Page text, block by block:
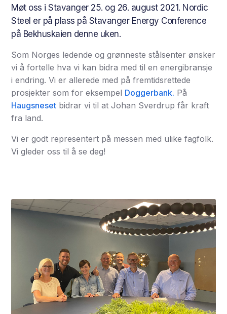
Møt oss i Stavanger 25. og 26. august 2021. Nordic
Steel er på plass på Stavanger Energy Conference
på Bekhuskaien denne uken.
Som Norges ledende og grønneste stålsenter ønsker
vi å fortelle hva vi kan bidra med til en energibransje
i endring. Vi er allerede med på fremtidsrettede
prosjekter som for eksempel Doggerbank. På
Haugsneset bidrar vi til at Johan Sverdrup får kraft
fra land.
Vi er godt representert på messen med ulike fagfolk.
Vi gleder oss til å se deg!